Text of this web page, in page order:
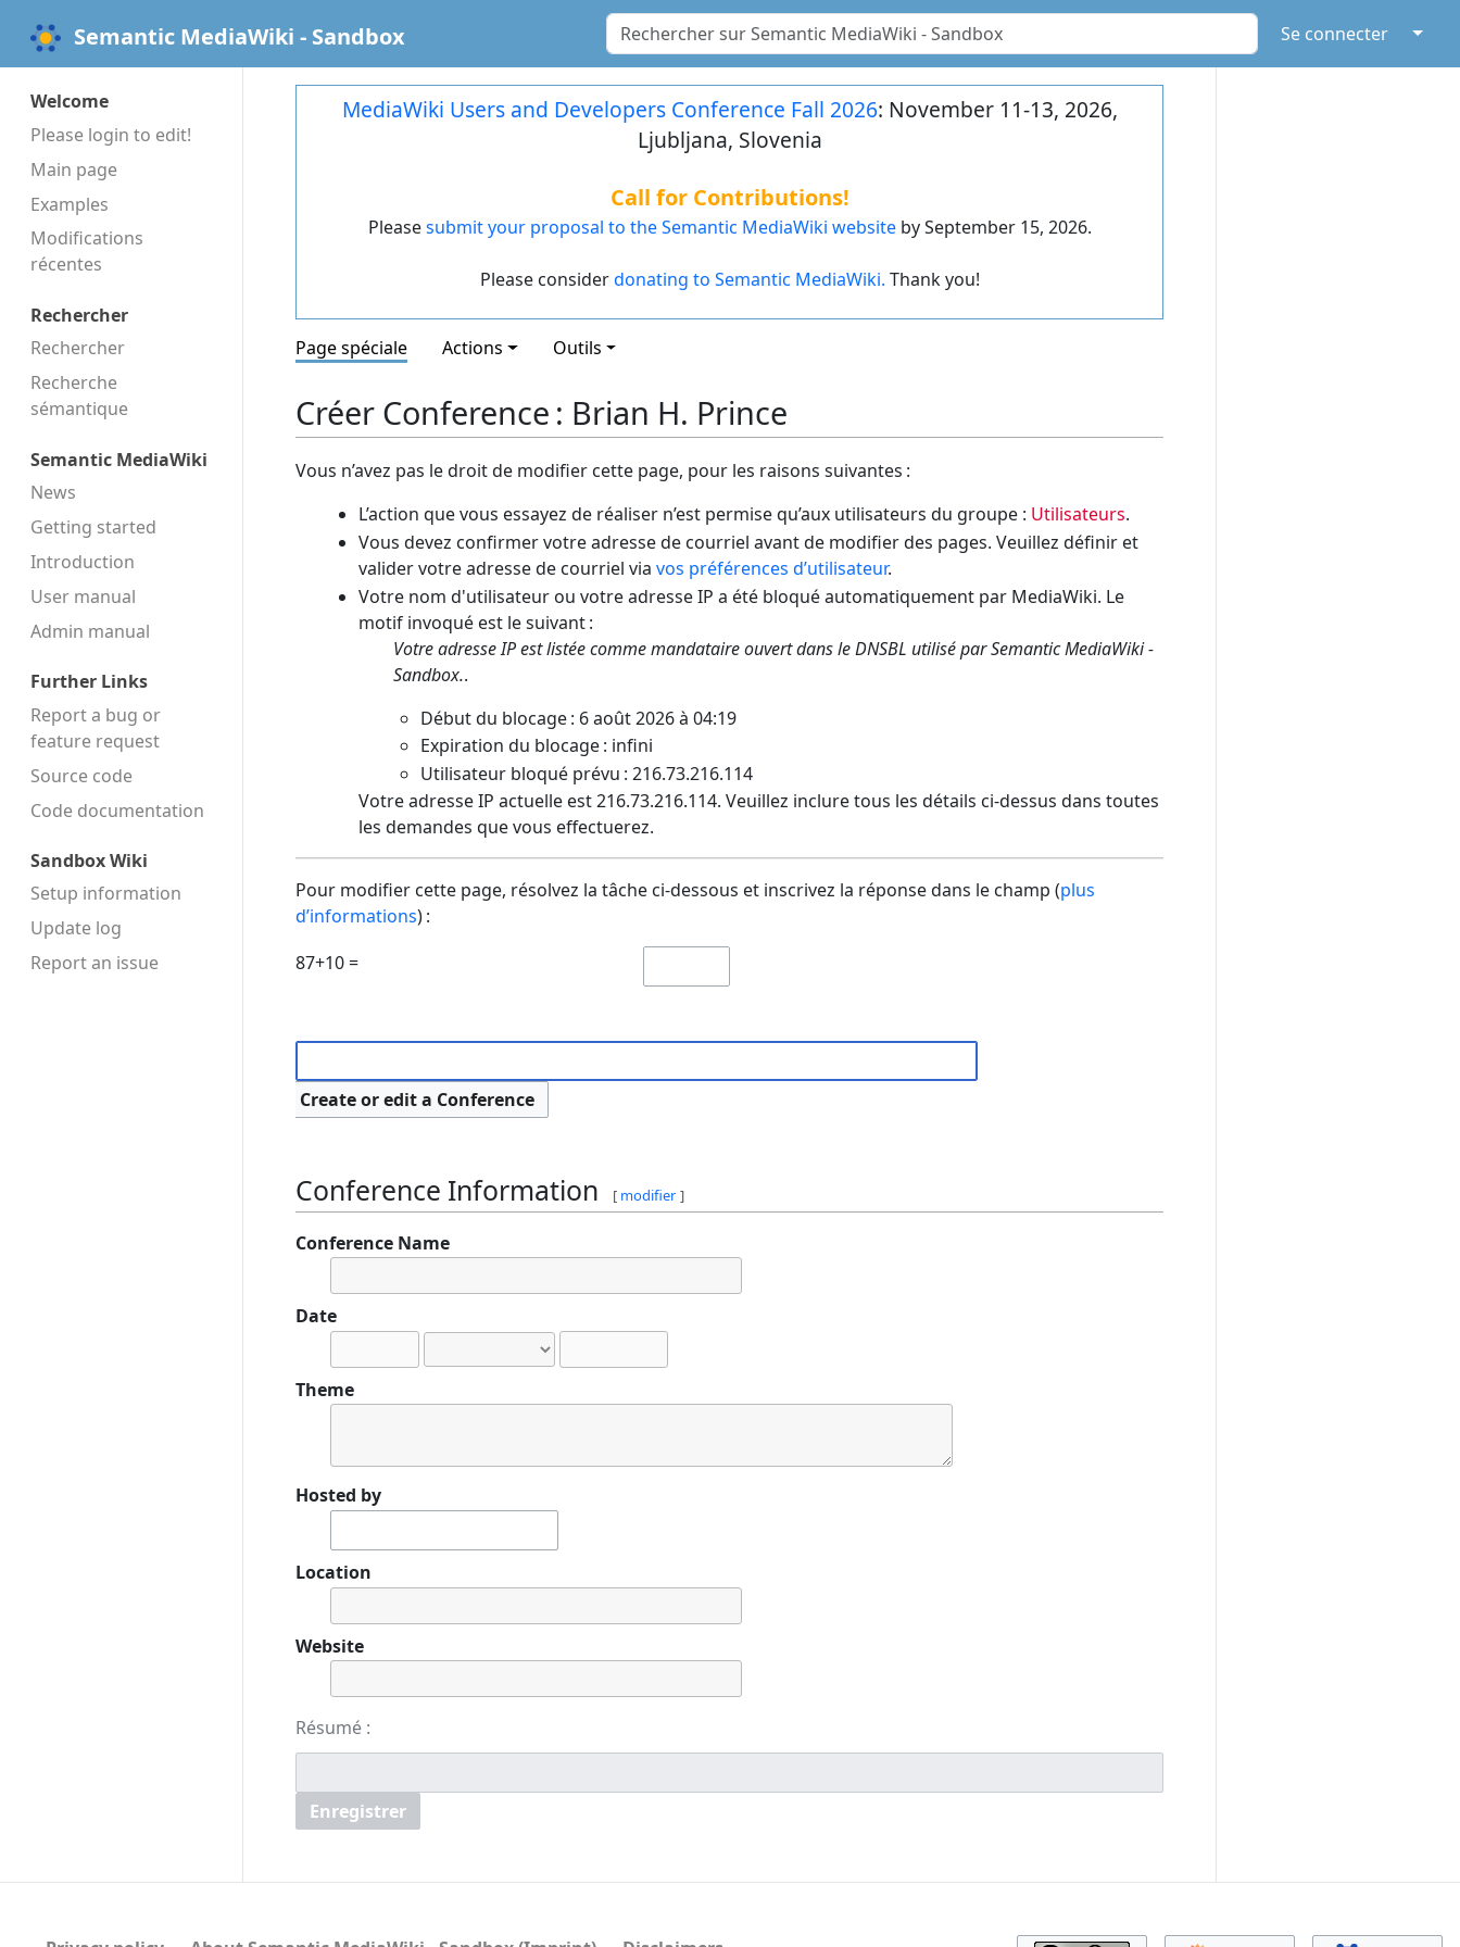
Semantic MediaWiki - Sandbox Se connecter ↓
Welcome
Please login to edit!
Main page
Examples
Modifications
récentes
Rechercher
Rechercher
Recherche
sémantique
Semantic MediaWiki
News
Getting started
Introduction
User manual
Admin manual
Further Links
Report a bug or
feature request
Source code
Code docu­mentation
Sandbox Wiki
Setup information
Update log
Report an issue
MediaWiki Users and Developers Conference Fall 2026: November 11-13, 2026,
Ljubljana, Slovenia
Call for Contributions!
Pleasesubmit your proposal to the Semantic MediaWiki websiteby September 15, 2026.
Please considerdonating to Semantic MediaWiki. Thank you!
Page spéciale Actions Outils
Créer Conference : Brian H. Prince
Vous n’avez pas le droit de modifier cette page, pour les raisons suivantes :
L’action que vous essayez de réaliser n’est permise qu’aux utilisateurs du groupe : Utilisateurs.
Vous devez confirmer votre adresse de courriel avant de modifier des pages. Veuillez définir et
valider votre adresse de courriel via vos préférences d’utilisateur.
Votre nom d'utilisateur ou votre adresse IP a été bloqué automatiquement par MediaWiki. Le
motif invoqué est le suivant :
Votre adresse IP est listée comme mandataire ouvert dans le DNSBL utilisé par Semantic MediaWiki -
Sandbox..
Début du blocage : 6 août 2026 à 04:19
Expiration du blocage : infini
Utilisateur bloqué prévu : 216.73.216.114
Votre adresse IP actuelle est 216.73.216.114. Veuillez inclure tous les détails ci-dessus dans toutes
les demandes que vous effectuerez.
Pour modifier cette page, résolvez la tâche ci-dessous et inscrivez la réponse dans le champ (plus
d’informations) :
87+10 =
Create or edit a Conference
Conference Information [ modifier ]
Conference Name
Date
Theme
Hosted by
Location
Website
Résumé :
Enregistrer